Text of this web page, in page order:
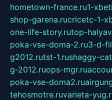
hometown-france.ru1-
shop-garena.rucricetc-1-
one-life-story.rutop-
poka-vse-doma-2.ru3-d-
g2012.rutst-1.rushaggy-
g-2012.ruops-mgr.ru
poka-vse-doma2.ru
tehosmotre.ruvarieta-